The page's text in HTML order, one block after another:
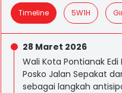
Timeline 5W1H
28 Maret 2026
Wali Kota Pontianak
Posko Jalan Sepakat
sebagai langkah